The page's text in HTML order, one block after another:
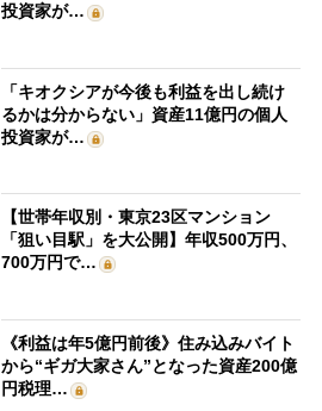
投資家が…
「キオクシアが今後も利益を出し続け
るかは分からない」資産11億円の個人
投資家が…
【世帯年収別・東京23区マンション
「狙い目駅」を大公開】年収500万円、
700万円で…
《利益は年5億円前後》住み込みバイト
から“ギガ大家さん”となった資産200億
円税理…